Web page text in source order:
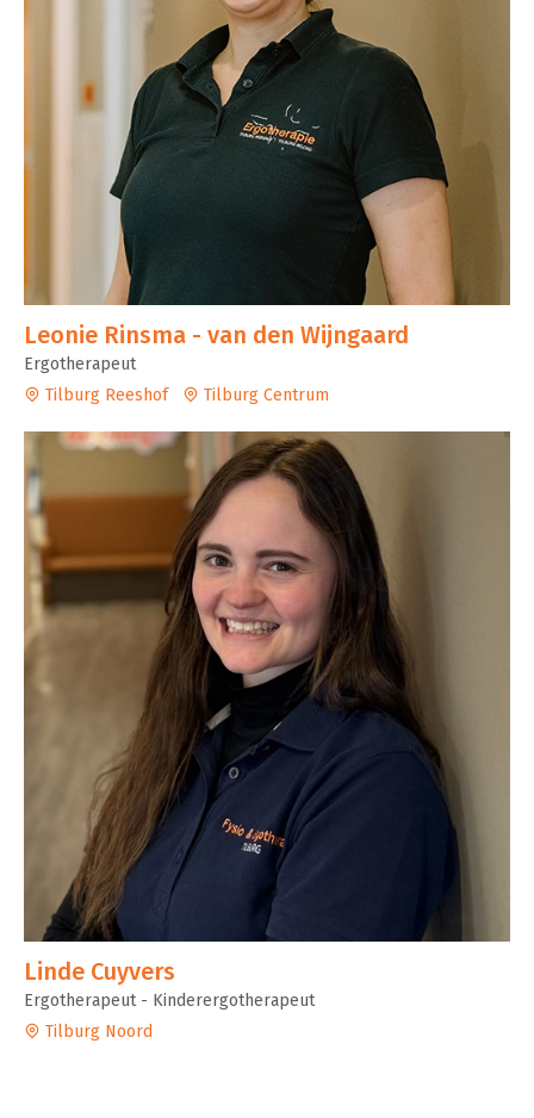
Leonie Rinsma - van den Wijngaard
Ergotherapeut
Tilburg Reeshof
Tilburg Centrum
Linde Cuyvers
Ergotherapeut - Kinderergotherapeut
Tilburg Noord